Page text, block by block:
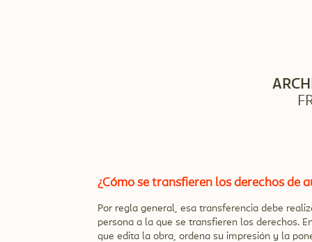
¿Cómo se transfieren los derechos de
Por regla general, esa transferencia debe
persona a la que se transfieren los derechos.
que edita la obra, ordena su impresión y la